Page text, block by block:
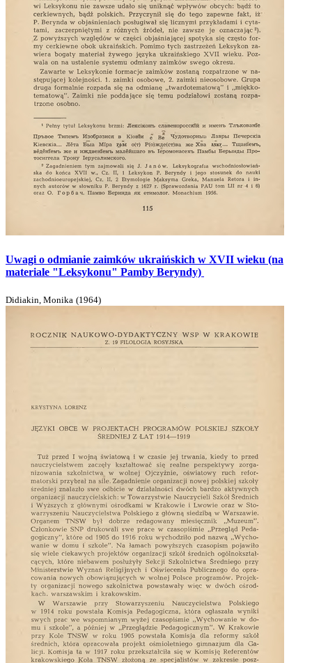
Uwagi o odmianie zaimków ukraińskich w XVII wieku (na
materiale "Leksykonu" Pamby Beryndy)
Didiakin, Monika (1964)